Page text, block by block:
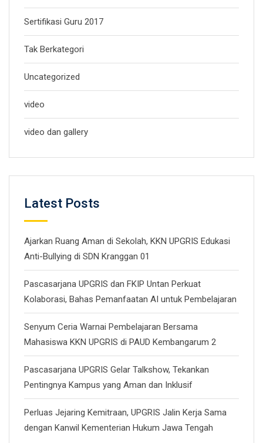
Sertifikasi Guru 2017
Tak Berkategori
Uncategorized
video
video dan gallery
Latest Posts
Ajarkan Ruang Aman di Sekolah, KKN UPGRIS Edukasi
Anti-Bullying di SDN Kranggan 01
Pascasarjana UPGRIS dan FKIP Untan Perkuat
Kolaborasi, Bahas Pemanfaatan AI untuk Pembelajaran
Senyum Ceria Warnai Pembelajaran Bersama
Mahasiswa KKN UPGRIS di PAUD Kembangarum 2
Pascasarjana UPGRIS Gelar Talkshow, Tekankan
Pentingnya Kampus yang Aman dan Inklusif
Perluas Jejaring Kemitraan, UPGRIS Jalin Kerja Sama
dengan Kanwil Kementerian Hukum Jawa Tengah